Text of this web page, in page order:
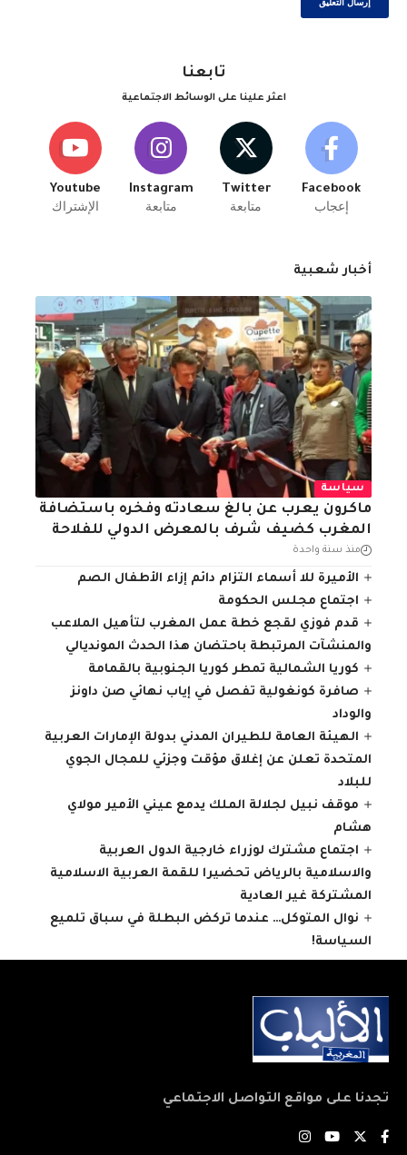
تابعنا
اعثر علينا على الوسائط الاجتماعية
Facebook
إعجاب
Twitter
متابعة
Instagram
متابعة
Youtube
الإشتراك
أخبار شعبية
سياسة
ماكرون يعرب عن بالغ سعادته وفخره باستضافة
المغرب كضيف شرف بالمعرض الدولي للفلاحة
منذ سنة واحدة
الأميرة للا أسماء التزام دائم إزاء الأطفال الصم
اجتماع مجلس الحكومة
قدم فوزي لقجع خطة عمل المغرب لتأهيل الملاعب
والمنشآت المرتبطة باحتضان هذا الحدث المونديالي
كوريا الشمالية تمطر كوريا الجنوبية بالقمامة
صافرة كونغولية تفصل في إياب نهائي صن داونز
والوداد
الهيئة العامة للطيران المدني بدولة الإمارات العربية
المتحدة تعلن عن إغلاق مؤقت وجزئي للمجال الجوي
للبلاد
موقف نبيل لجلالة الملك يدمع عيني الأمير مولاي
هشام
اجتماع مشترك لوزراء خارجية الدول العربية
والاسلامية بالرياض تحضيرا للقمة العربية الاسلامية
المشتركة غير العادية
نوال المتوكل… عندما تركض البطلة في سباق تلميع
السياسة!
تجدنا على مواقع التواصل الاجتماعي